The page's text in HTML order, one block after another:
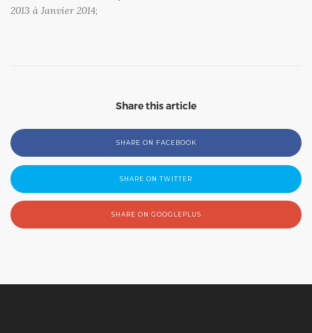
2013 à Janvier 2014;
Share this article
SHARE ON FACEBOOK
SHARE ON TWITTER
SHARE ON GOOGLEPLUS